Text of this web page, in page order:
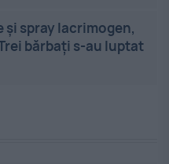
și spray lacrimogen,
bărbați s-au luptat